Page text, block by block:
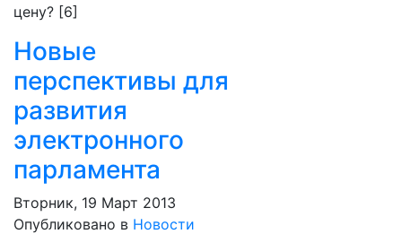
цену? [6]
Новые
перспективы для
развития
электронного
парламента
Вторник, 19 Март 2013
Опубликовано в Новости